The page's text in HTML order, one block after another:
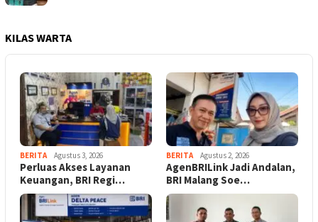
KILAS WARTA
BERITA Agustus 3, 2026
Perluas Akses Layanan
Keuangan, BRI Regi…
BERITA Agustus 2, 2026
AgenBRILink Jadi Andalan,
BRI Malang Soe…